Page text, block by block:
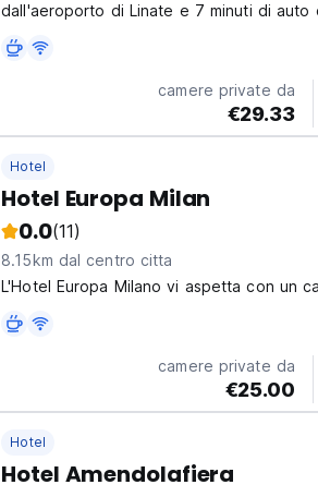
dall'aeroporto di Linate e 7 minuti di auto
camere private da
€29.33
Hotel
Hotel Europa Milan
0.0(11)
8.15km dal centro citta
L'Hotel Europa Milano vi aspetta con un
camere private da
€25.00
Hotel
Hotel Amendolafiera